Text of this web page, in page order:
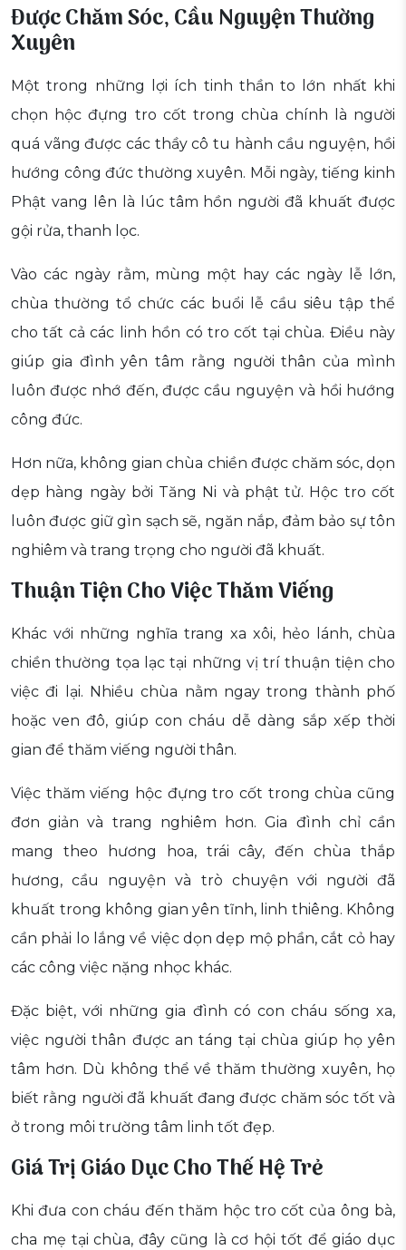
Được Chăm Sóc, Cầu Nguyện Thường
Xuyên
Một trong những lợi ích tinh thần to lớn nhất khi
chọn hộc đựng tro cốt trong chùa chính là người
quá vãng được các thầy cô tu hành cầu nguyện, hồi
hướng công đức thường xuyên. Mỗi ngày, tiếng kinh
Phật vang lên là lúc tâm hồn người đã khuất được
gội rửa, thanh lọc.
Vào các ngày rằm, mùng một hay các ngày lễ lớn,
chùa thường tổ chức các buổi lễ cầu siêu tập thể
cho tất cả các linh hồn có tro cốt tại chùa. Điều này
giúp gia đình yên tâm rằng người thân của mình
luôn được nhớ đến, được cầu nguyện và hồi hướng
công đức.
Hơn nữa, không gian chùa chiền được chăm sóc, dọn
dẹp hàng ngày bởi Tăng Ni và phật tử. Hộc tro cốt
luôn được giữ gìn sạch sẽ, ngăn nắp, đảm bảo sự tôn
nghiêm và trang trọng cho người đã khuất.
Thuận Tiện Cho Việc Thăm Viếng
Khác với những nghĩa trang xa xôi, hẻo lánh, chùa
chiền thường tọa lạc tại những vị trí thuận tiện cho
việc đi lại. Nhiều chùa nằm ngay trong thành phố
hoặc ven đô, giúp con cháu dễ dàng sắp xếp thời
gian để thăm viếng người thân.
Việc thăm viếng hộc đựng tro cốt trong chùa cũng
đơn giản và trang nghiêm hơn. Gia đình chỉ cần
mang theo hương hoa, trái cây, đến chùa thắp
hương, cầu nguyện và trò chuyện với người đã
khuất trong không gian yên tĩnh, linh thiêng. Không
cần phải lo lắng về việc dọn dẹp mộ phần, cắt cỏ hay
các công việc nặng nhọc khác.
Đặc biệt, với những gia đình có con cháu sống xa,
việc người thân được an táng tại chùa giúp họ yên
tâm hơn. Dù không thể về thăm thường xuyên, họ
biết rằng người đã khuất đang được chăm sóc tốt và
ở trong môi trường tâm linh tốt đẹp.
Giá Trị Giáo Dục Cho Thế Hệ Trẻ
Khi đưa con cháu đến thăm hộc tro cốt của ông bà,
cha mẹ tại chùa, đây cũng là cơ hội tốt để giáo dục